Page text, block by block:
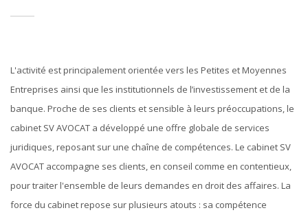
L'activité est principalement orientée vers les Petites et Moyennes
Entreprises ainsi que les institutionnels de l’investissement et de la
banque. Proche de ses clients et sensible à leurs préoccupations, le
cabinet SV AVOCAT a développé une offre globale de services
juridiques, reposant sur une chaîne de compétences. Le cabinet SV
AVOCAT accompagne ses clients, en conseil comme en contentieux,
pour traiter l'ensemble de leurs demandes en droit des affaires. La
force du cabinet repose sur plusieurs atouts : sa compétence